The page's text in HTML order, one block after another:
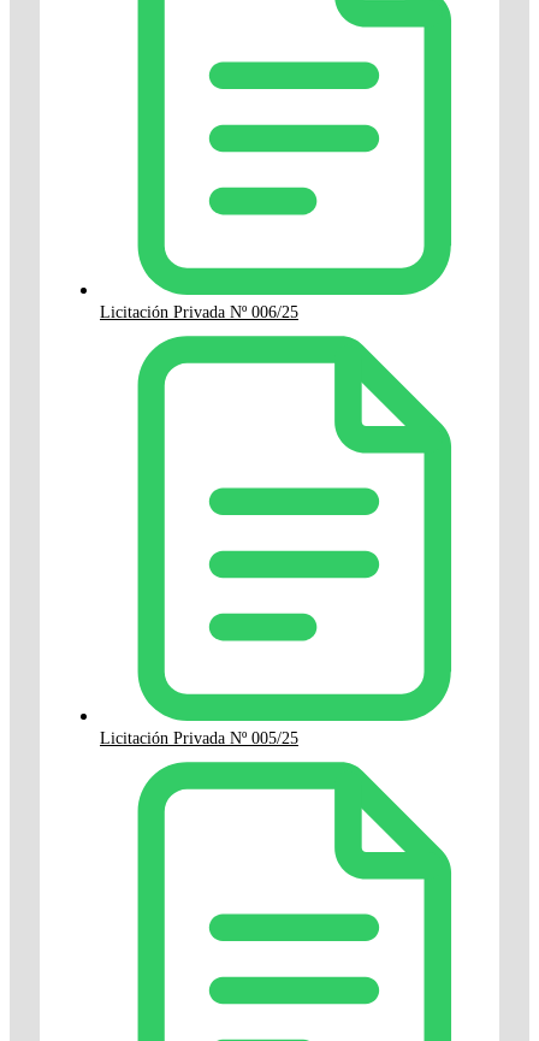
Licitación Privada Nº 006/25
Licitación Privada Nº 005/25